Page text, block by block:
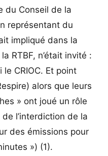
du Conseil de la
représentant du
impliqué dans la
RTBF, n’était invité :
CRIOC. Et point
alors que leurs
» ont joué un rôle
l’interdiction de la
des émissions pour
») (1).